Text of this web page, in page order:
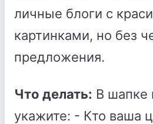
личные блоги с
картинками, но без
предложения.
Что делать: В шапке
укажите: - Кто ваша